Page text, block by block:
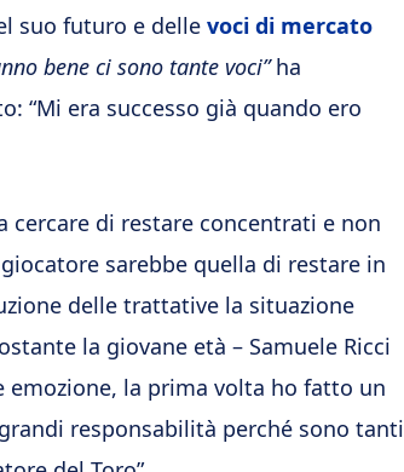
suo futuro e delle voci di mercato
bene ci sono tante voci”ha
“Mi era successo già quando ero
cercare di restare concentrati e non
sarebbe quella di restare in
delle trattative la situazione
la giovane età – Samuele Ricci
emozione, la prima volta ho fatto un
responsabilità perché sono tanti